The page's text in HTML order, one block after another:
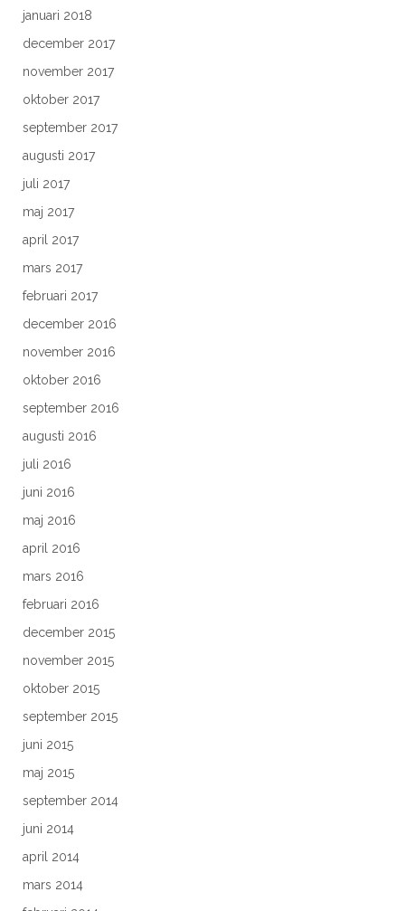
januari 2018
december 2017
november 2017
oktober 2017
september 2017
augusti 2017
juli 2017
maj 2017
april 2017
mars 2017
februari 2017
december 2016
november 2016
oktober 2016
september 2016
augusti 2016
juli 2016
juni 2016
maj 2016
april 2016
mars 2016
februari 2016
december 2015
november 2015
oktober 2015
september 2015
juni 2015
maj 2015
september 2014
juni 2014
april 2014
mars 2014